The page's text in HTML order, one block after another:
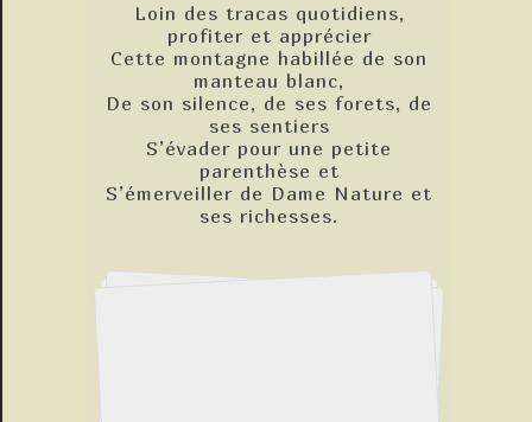
Loin des tracas quotidiens,
profiter et apprécier
Cette montagne habillée de son
manteau blanc,
De son silence, de ses forets, de
ses sentiers
S’évader pour une petite
parenthèse et
S’émerveiller de Dame Nature et
ses richesses.